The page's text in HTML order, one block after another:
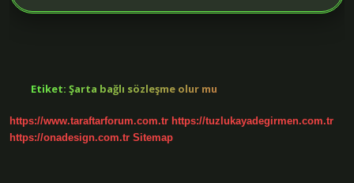
Etiket: Şarta bağlı sözleşme olur mu
https://www.taraftarforum.com.tr https://tuzlukayadegirmen.com.tr
https://onadesign.com.tr Sitemap